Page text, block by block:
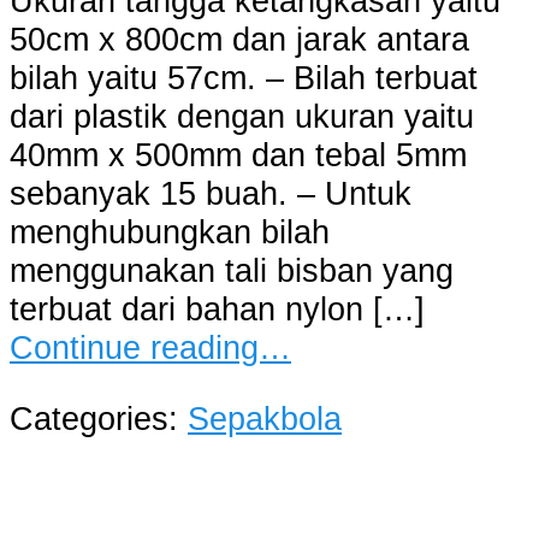
50cm x 800cm dan jarak antara
bilah yaitu 57cm. – Bilah terbuat
dari plastik dengan ukuran yaitu
40mm x 500mm dan tebal 5mm
sebanyak 15 buah. – Untuk
menghubungkan bilah
menggunakan tali bisban yang
terbuat dari bahan nylon […]
Continue reading…
Categories: Sepakbola